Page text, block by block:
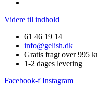
Videre til indhold
61 46 19 14
info@gelish.dk
Gratis fragt over 995
1-2 dages levering
Facebook-f Instagram